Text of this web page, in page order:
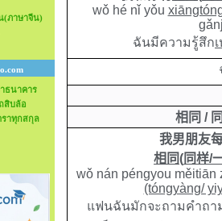
(ภาษาจีน)
ธนาคาร
สิบล้อ
ราทุกสกุล
wǒ hé nǐ yǒu
ฉันมีความรู้สึก
相同 /
我男朋友
相同( 同样/
wǒ nán péngyou
(tóngyàng/
แฟนฉันมักจะถามคำถา